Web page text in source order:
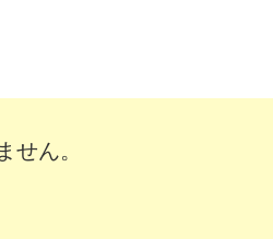
ん。